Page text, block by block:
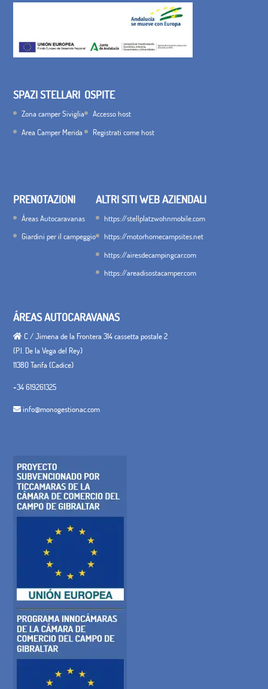
SPAZI STELLARI
Zona camper Siviglia
Area Camper Merida
OSPITE
Accesso host
Registrati come host
PRENOTAZIONI
Áreas Autocaravanas
Giardini per il campeggio
ALTRI SITI WEB AZIENDALI
https://stellplatzwohnmobile.com
https://motorhomecampsites.net
https://airesdecampingcar.com
https://areadisostacamper.com
ÁREAS AUTOCARAVANAS
C / Jimena de la Frontera 314 cassetta postale 2
(P.I. De la Vega del Rey)
11380 Tarifa (Cadice)
+34 619261325
info@monogestionac.com